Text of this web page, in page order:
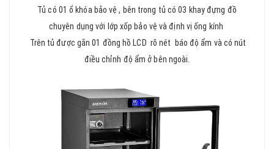
Tủ có 01 ổ khóa bảo vệ , bên trong tủ có 03 khay đựng đồ
chuyên dụng với lớp xốp bảo vệ và định vị ống kính
Trên tủ được gắn 01 đồng hồ LCD rõ nét báo độ ẩm và có nút
điều chỉnh độ ẩm ở bên ngoài.